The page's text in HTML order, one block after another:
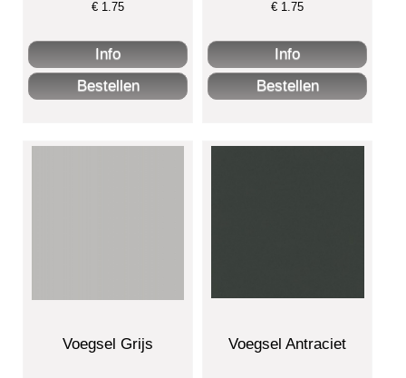
€ 1.75 € 1.75
Voegsel Grijs Voegsel Antraciet